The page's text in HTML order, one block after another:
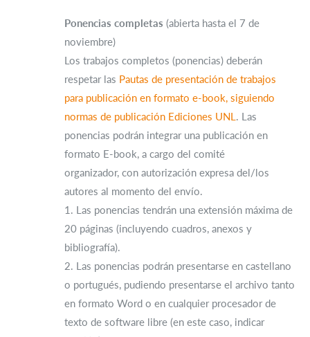
Ponencias completas (abierta hasta el 7 de
noviembre)
Los trabajos completos (ponencias) deberán
respetar las Pautas de presentación de trabajos
para publicación en formato e-book, siguiendo
normas de publicación Ediciones UNL . Las
ponencias podrán integrar una publicación en
formato E-book, a cargo del comité
organizador, con autorización expresa del/los
autores al momento del envío.
1. Las ponencias tendrán una extensión máxima de
20 páginas (incluyendo cuadros, anexos y
bibliografía).
2. Las ponencias podrán presentarse en castellano
o portugués, pudiendo presentarse el archivo tanto
en formato Word o en cualquier procesador de
texto de software libre (en este caso, indicar